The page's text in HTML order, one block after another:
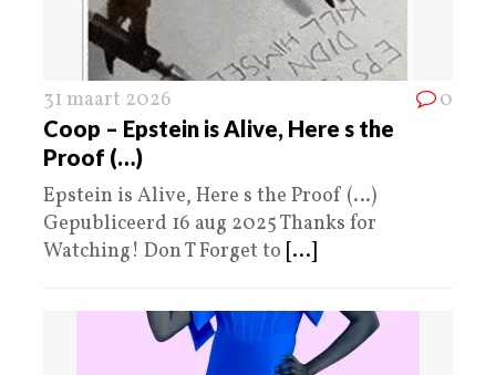
31 maart 2026 0
Coop – Epstein is Alive, Here s the
Proof (…)
Epstein is Alive, Here s the Proof (…)
Gepubliceerd 16 aug 2025 Thanks for
Watching! Don T Forget to [...]